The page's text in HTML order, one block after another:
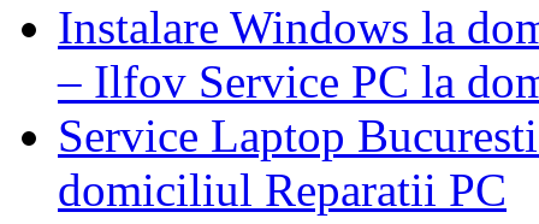
Instalare Windows la
– Ilfov Service PC la
Service Laptop
domiciliul Reparatii PC